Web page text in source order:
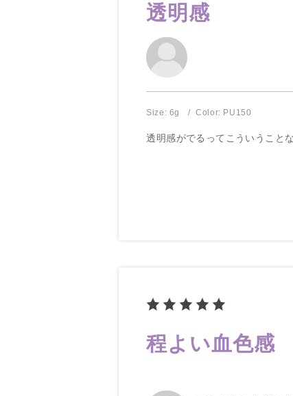
透明感
Size: 6g Color: PU150
透明感がでるってこういうこと
程よい血色感